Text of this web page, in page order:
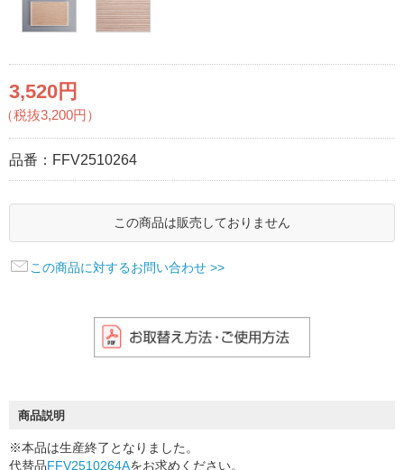
3,520円
（税抜3,200円）
品番： FFV2510264
この商品は販売しておりません
この商品に対するお問い合わせ >>
商品説明
※本品は生産終了となりました。
代替品FFV2510264Aをお求めください。